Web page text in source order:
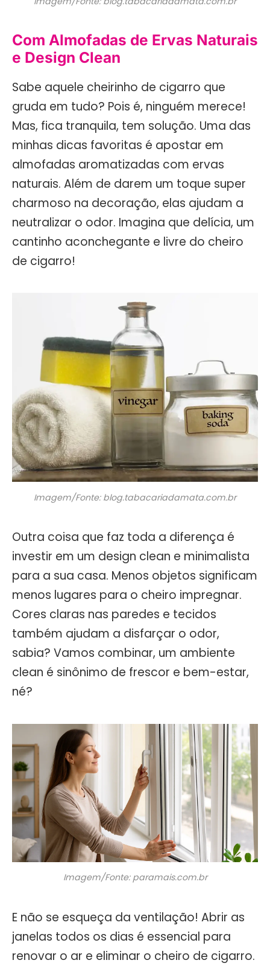
Com Almofadas de Ervas Naturais
e Design Clean
Sabe aquele cheirinho de cigarro que
gruda em tudo? Pois é, ninguém merece!
Mas, fica tranquila, tem solução. Uma das
minhas dicas favoritas é apostar em
almofadas aromatizadas com ervas
naturais. Além de darem um toque super
charmoso na decoração, elas ajudam a
neutralizar o odor. Imagina que delícia, um
cantinho aconchegante e livre do cheiro
de cigarro!
Imagem/Fonte: blog.tabacariadamata.com.br
Outra coisa que faz toda a diferença é
investir em um design clean e minimalista
para a sua casa. Menos objetos significam
menos lugares para o cheiro impregnar.
Cores claras nas paredes e tecidos
também ajudam a disfarçar o odor,
sabia? Vamos combinar, um ambiente
clean é sinônimo de frescor e bem-estar,
né?
Imagem/Fonte: paramais.com.br
E não se esqueça da ventilação! Abrir as
janelas todos os dias é essencial para
renovar o ar e eliminar o cheiro de cigarro.